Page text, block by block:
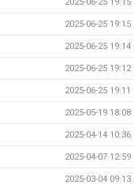
2025-06-25 19:15
2025-06-25 19:14
2025-06-25 19:12
2025-06-25 19:11
2025-05-19 18:08
2025-04-14 10:36
2025-04-07 12:59
2025-03-04 09:13